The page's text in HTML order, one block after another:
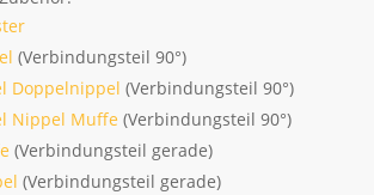
(Verbindungsteil 90°)
Doppelnippel (Verbindungsteil 90°)
Nippel Muffe (Verbindungsteil 90°)
(Verbindungsteil gerade)
(Verbindungsteil gerade)